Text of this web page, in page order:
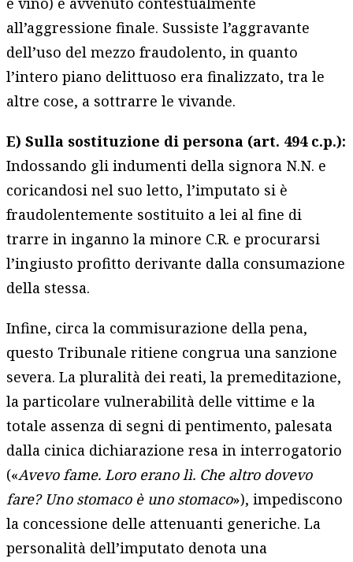
all’aggressione finale. Sussiste l’aggravante
dell’uso del mezzo fraudolento, in quanto
l’intero piano delittuoso era finalizzato, tra le
altre cose, a sottrarre le vivande.
E) Sulla sostituzione di persona (art. 494 c.p.):
Indossando gli indumenti della signora N.N. e
coricandosi nel suo letto, l’imputato si è
fraudolentemente sostituito a lei al fine di
trarre in inganno la minore C.R. e procurarsi
l’ingiusto profitto derivante dalla consumazione
della stessa.
Infine, circa la commisurazione della pena,
questo Tribunale ritiene congrua una sanzione
severa. La pluralità dei reati, la premeditazione,
la particolare vulnerabilità delle vittime e la
totale assenza di segni di pentimento, palesata
dalla cinica dichiarazione resa in interrogatorio
(«Avevo fame. Loro erano lì. Che altro dovevo
fare? Uno stomaco è uno stomaco»), impediscono
la concessione delle attenuanti generiche. La
personalità dell’imputato denota una